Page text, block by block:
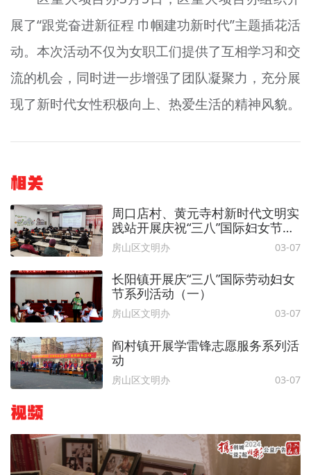
展了“跟党奋进新征程 巾帼建功新时代”主题插花活
动。本次活动不仅为女职工们提供了互相学习和交
流的机会，同时进一步增强了团队凝聚力，充分展
现了新时代女性积极向上、热爱生活的精神风貌。
相关
周口店村、黄元寺村新时代文明实
践站开展庆祝“三八”国际妇女节系
列活动
房山区文明办 03-07
长阳镇开展庆“三八”国际劳动妇女
节系列活动（一）
房山区文明办 03-07
阎村镇开展学雷锋志愿服务系列活
动
房山区文明办 03-07
视频